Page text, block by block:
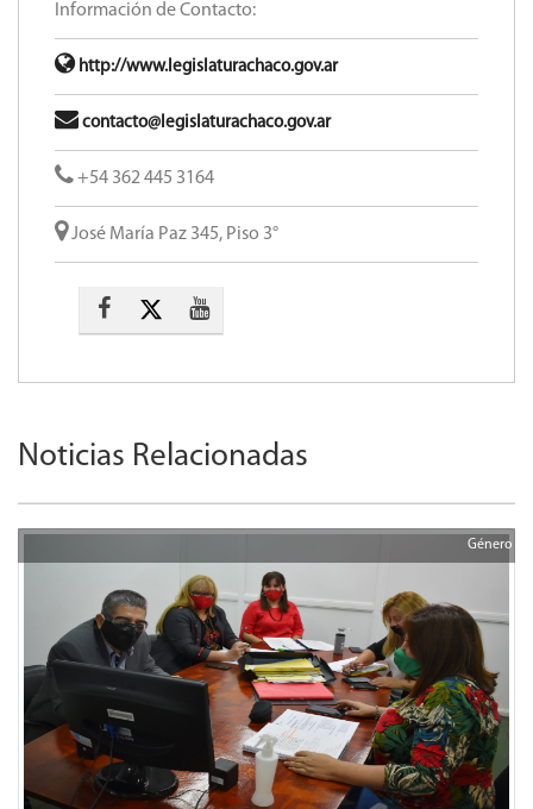
Información de Contacto:
http://www.legislaturachaco.gov.ar
contacto@legislaturachaco.gov.ar
+54 362 445 3164
José María Paz 345, Piso 3°
Noticias Relacionadas
Género